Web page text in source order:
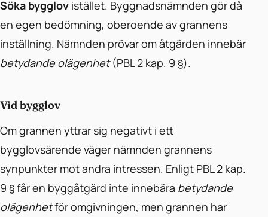
Söka bygglov istället. Byggnadsnämnden gör då
en egen bedömning, oberoende av grannens
inställning. Nämnden prövar om åtgärden innebär
betydande olägenhet(PBL 2 kap. 9 §).
Vid bygglov
Om grannen yttrar sig negativt i ett
bygglovsärende väger nämnden grannens
synpunkter mot andra intressen. Enligt PBL 2 kap.
9 § får en byggåtgärd inte innebära betydande
olägenhetför omgivningen, men grannen har